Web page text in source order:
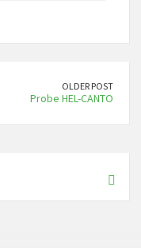
OLDER POST
Probe HEL-CANTO